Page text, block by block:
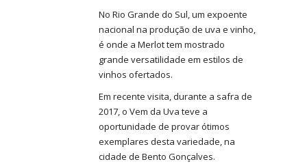
No Rio Grande do Sul, um expoente
nacional na produção de uva e vinho,
é onde a Merlot tem mostrado
grande versatilidade em estilos de
vinhos ofertados.
Em recente visita, durante a safra de
2017, o Vem da Uva teve a
oportunidade de provar ótimos
exemplares desta variedade, na
cidade de Bento Gonçalves.